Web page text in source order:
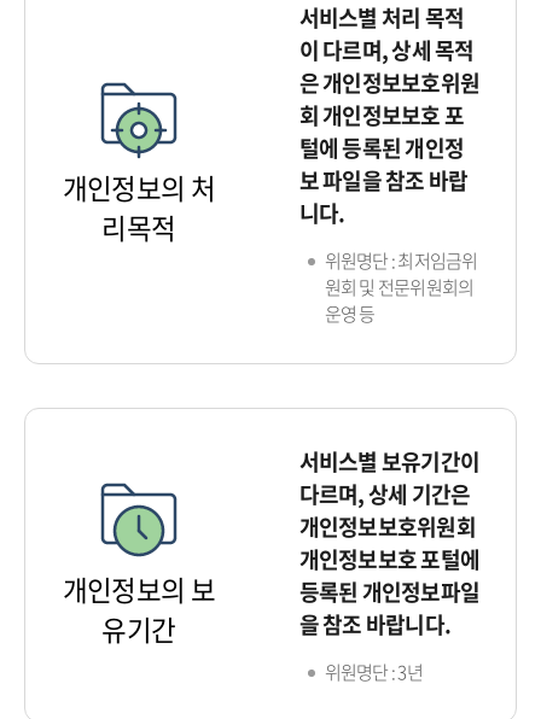
개인정보의 처
리목적
서비스별 처리 목적
이 다르며, 상세 목적
은 개인정보보호위원
회 개인정보보호 포
털에 등록된 개인정
보 파일을 참조 바랍
니다.
위원명단 : 최저임금위
원회 및 전문위원회의
운영 등
개인정보의 보
유기간
서비스별 보유기간이
다르며, 상세 기간은
개인정보보호위원회
개인정보보호 포털에
등록된 개인정보파일
을 참조 바랍니다.
위원명단 : 3년